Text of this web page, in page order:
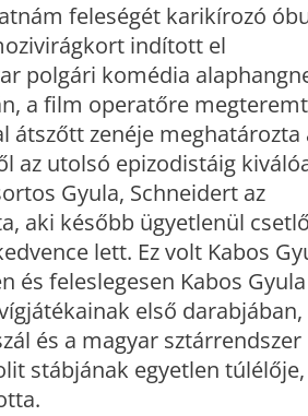
feleségét karikírozó
indított el
polgári komédia
a film operatőre
zenéje meghatározta
az utolsó epizodistáig
Gyula, Schneidert az
aki később ügyetlenül
lett. Ez volt Kabos
és feleslegesen Kabos Gyula
első darabjában,
és a magyar sztárrendszer
stábjának egyetlen túlélője,